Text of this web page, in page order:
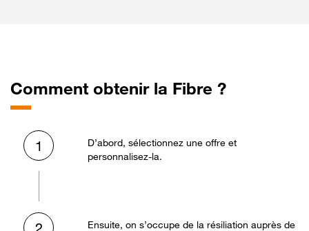
Comment obtenir la Fibre ?
1
D’abord, sélectionnez une offre et
personnalisez-la.
Ensuite, on s’occupe de la résiliation auprès de